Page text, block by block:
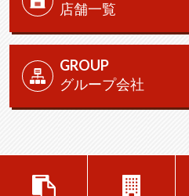
店舗一覧
GROUP
グループ会社